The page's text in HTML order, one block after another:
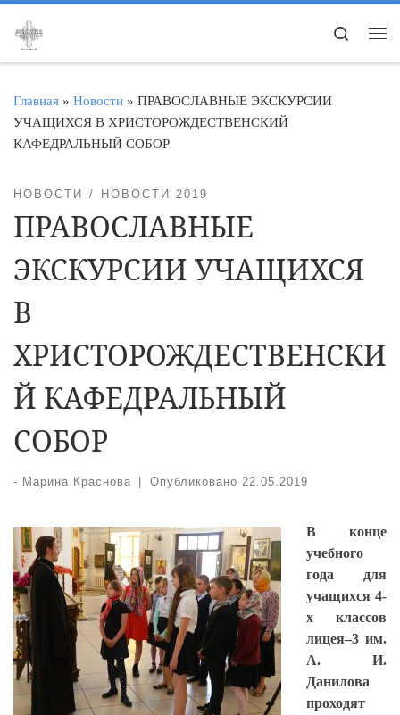
Перейти к содержимому
Search
Главная » Новости » ПРАВОСЛАВНЫЕ ЭКСКУРСИИ
УЧАЩИХСЯ В ХРИСТОРОЖДЕСТВЕНСКИЙ
КАФЕДРАЛЬНЫЙ СОБОР
НОВОСТИ НОВОСТИ 2019
ПРАВОСЛАВНЫЕ
ЭКСКУРСИИ УЧАЩИХСЯ
В
ХРИСТОРОЖДЕСТВЕНСКИ
Й КАФЕДРАЛЬНЫЙ
СОБОР
- Марина Краснова Опубликовано 22.05.2019
В конце
учебного
года для
учащихся 4-
х классов
лицея–3 им.
А. И.
Данилова
проходят